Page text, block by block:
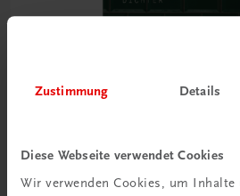
Zustimmung Details
Diese Webseite verwendet Cookies
Wir verwenden Cookies, um Inhalte
Genussmomente